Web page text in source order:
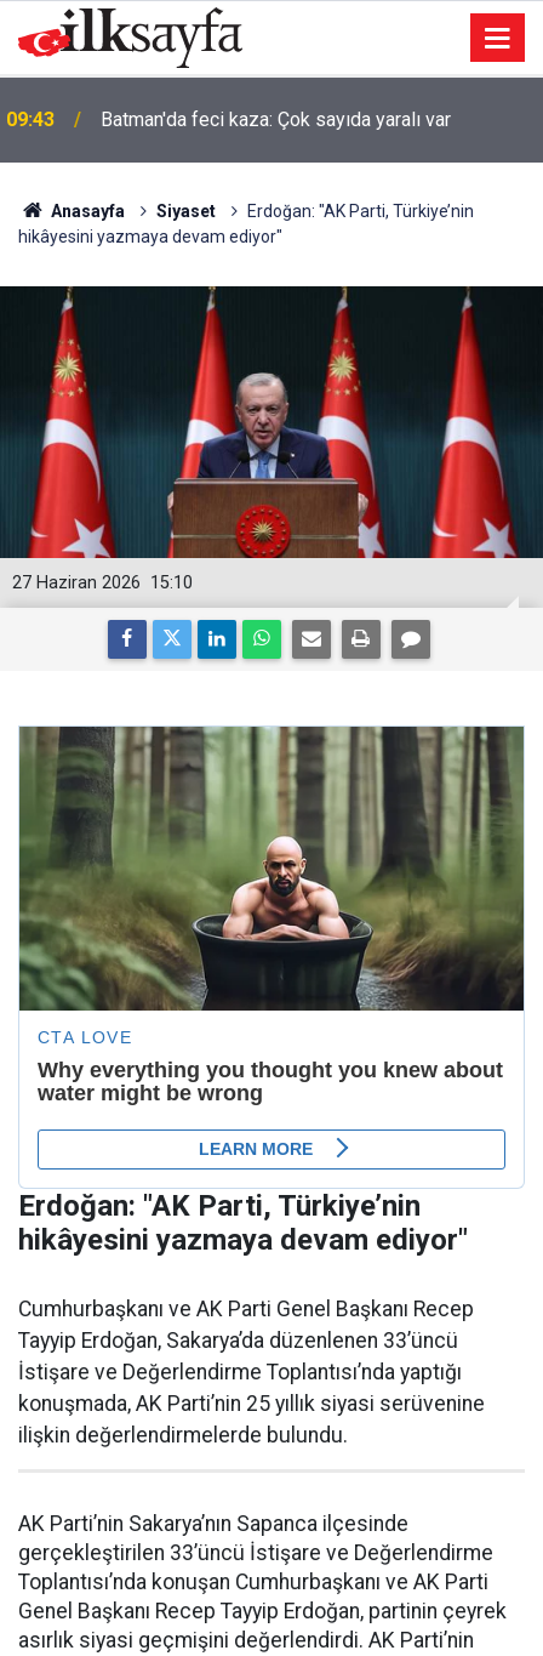
09:43 Batman'da feci kaza: Çok sayıda yaralı var
Anasayfa Siyaset
Erdoğan: "AK Parti, Türkiye’nin
hikâyesini yazmaya devam ediyor"
15:10
27 Haziran 2026
Erdoğan: "AK Parti, Türkiye’nin
hikâyesini yazmaya devam ediyor"
Cumhurbaşkanı ve AK Parti Genel Başkanı Recep
Tayyip Erdoğan, Sakarya’da düzenlenen 33’üncü
İstişare ve Değerlendirme Toplantısı’nda yaptığı
konuşmada, AK Parti’nin 25 yıllık siyasi serüvenine
ilişkin değerlendirmelerde bulundu.
AK Parti’nin Sakarya’nın Sapanca ilçesinde
gerçekleştirilen 33’üncü İstişare ve Değerlendirme
Toplantısı’nda konuşan Cumhurbaşkanı ve AK Parti
Genel Başkanı Recep Tayyip Erdoğan, partinin çeyrek
asırlık siyasi geçmişini değerlendirdi. AK Parti’nin